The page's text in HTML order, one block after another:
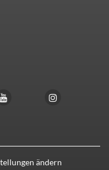
ändern